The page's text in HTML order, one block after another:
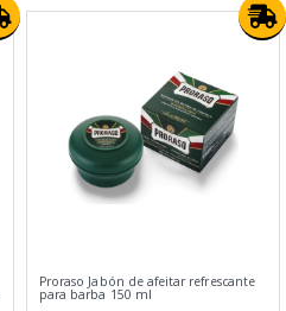
Proraso Jabón de afeitar refrescante
para barba 150 ml